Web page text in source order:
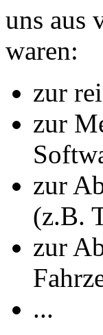
uns aus
waren:
zur
zur
zur
(z.B.
zur
...